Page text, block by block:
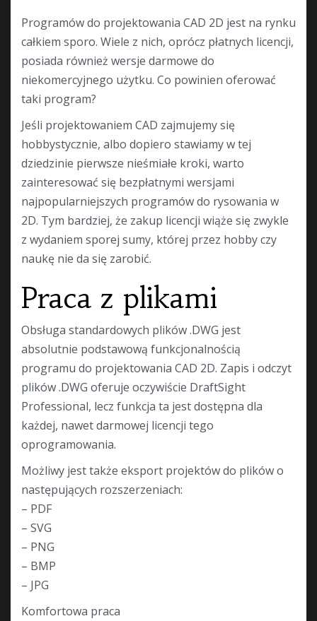
Programów do projektowania CAD 2D jest na rynku
całkiem sporo. Wiele z nich, oprócz płatnych licencji,
posiada również wersje darmowe do
niekomercyjnego użytku. Co powinien oferować
taki program?
Jeśli projektowaniem CAD zajmujemy się
hobbystycznie, albo dopiero stawiamy w tej
dziedzinie pierwsze nieśmiałe kroki, warto
zainteresować się bezpłatnymi wersjami
najpopularniejszych programów do rysowania w
2D. Tym bardziej, że zakup licencji wiąże się zwykle
z wydaniem sporej sumy, której przez hobby czy
naukę nie da się zarobić.
Praca z plikami
Obsługa standardowych plików .DWG jest
absolutnie podstawową funkcjonalnością
programu do projektowania CAD 2D. Zapis i odczyt
plików .DWG oferuje oczywiście DraftSight
Professional, lecz funkcja ta jest dostępna dla
każdej, nawet darmowej licencji tego
oprogramowania.
Możliwy jest także eksport projektów do plików o
następujących rozszerzeniach:
– PDF
– SVG
– PNG
– BMP
– JPG
Komfortowa praca